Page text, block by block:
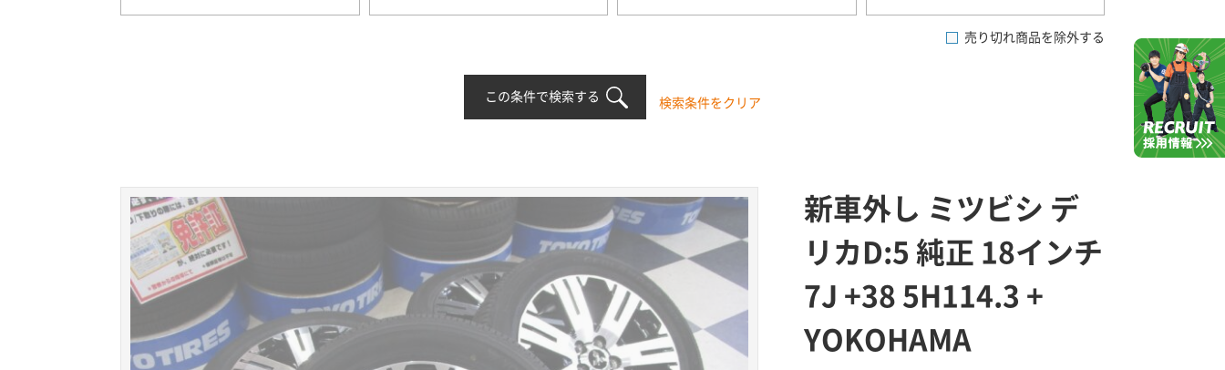
売り切れ商品を除外する
この条件で検索する 検索条件をクリア
新車外し ミツビシ デ
リカD:5 純正 18インチ
7J +38 5H114.3 +
YOKOHAMA